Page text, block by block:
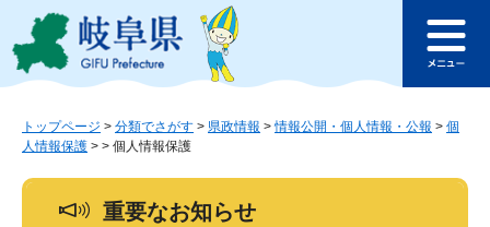
ジ
ュ
このページの本文へ
ュ
トップページ > 分類でさがす > 県政情報 >情報公開・個人情報・公報 > 個
人情報保護 > > 個人情報保護
重要なお知らせ